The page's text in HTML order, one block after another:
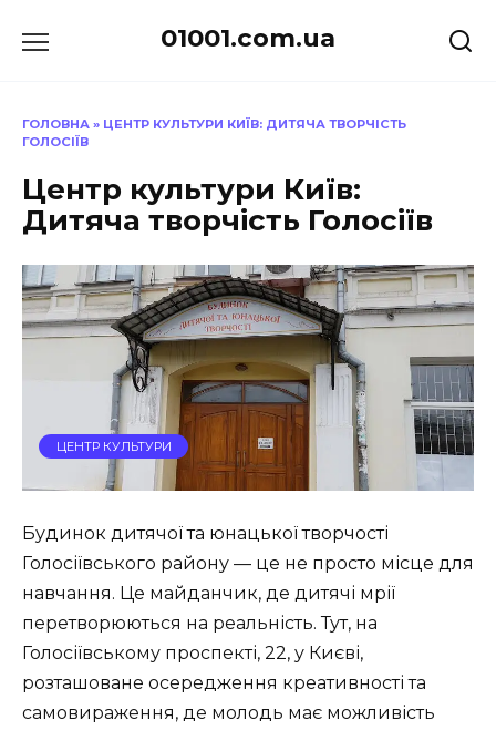
до
01001.com.ua
ГОЛОВНА » ЦЕНТР КУЛЬТУРИ КИЇВ: ДИТЯЧА ТВОРЧІСТЬ
ГОЛОСІЇВ
Центр культури Київ:
Дитяча творчість Голосіїв
ЦЕНТР КУЛЬТУРИ
Будинок дитячої та юнацької творчості
Голосіївського району — це не просто місце для
навчання. Це майданчик, де дитячі мрії
перетворюються на реальність. Тут, на
Голосіївському проспекті, 22, у Києві,
розташоване осередження креативності та
самовираження, де молодь має можливість